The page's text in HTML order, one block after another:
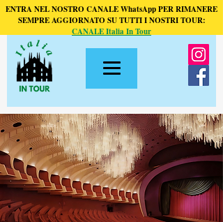
ENTRA NEL NOSTRO CANALE WhatsApp PER RIMANERE
SEMPRE AGGIORNATO SU TUTTI I NOSTRI TOUR:
CANALE Italia In Tour